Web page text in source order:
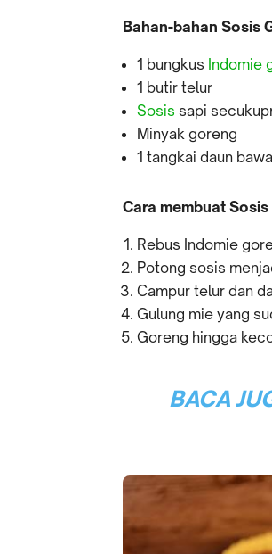
Bahan-bahan Sosis
1 bungkus Indomie
1 butir telur
Sosis sapi
Minyak goreng
1 tangkai daun
Cara membuat
Rebus Indomie
Potong sosis
Campur telur dan
Gulung mie yang
Goreng hingga
BACA